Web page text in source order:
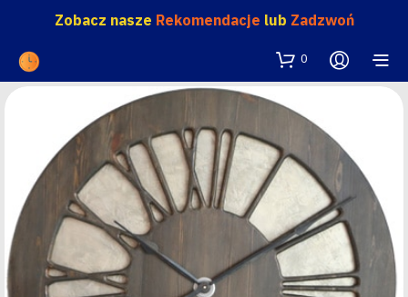
Zobacz nasze Rekomendacje lub Zadzwoń
0